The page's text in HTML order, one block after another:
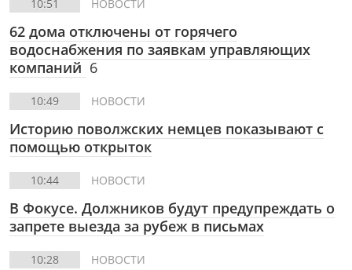
10:51 НОВОСТИ
62 дома отключены от горячего
водоснабжения по заявкам управляющих
компаний 6
10:49 НОВОСТИ
Историю поволжских немцев показывают с
помощью открыток
10:44 НОВОСТИ
В Фокусе. Должников будут предупреждать о
запрете выезда за рубеж в письмах
10:28 НОВОСТИ